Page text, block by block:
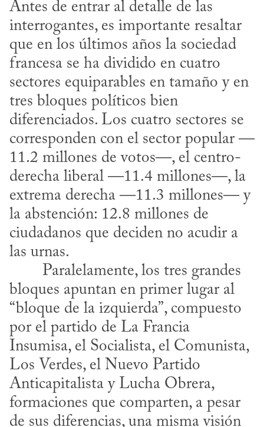
Antes de entrar al detalle de las
interrogantes, es importante resaltar
que en los últimos años la sociedad
francesa se ha dividido en cuatro
sectores equiparables en tamaño y en
tres bloques políticos bien
diferenciados. Los cuatro sectores se
corresponden con el sector popular —
11.2 millones de votos—, el centro-
derecha liberal —11.4 millones—, la
extrema derecha —11.3 millones— y
la abstención: 12.8 millones de
ciudadanos que deciden no acudir a
las urnas.
bloques apuntan en primer lugar al
“bloque de la izquierda”, compuesto
por el partido de La Francia
Insumisa, el Socialista, el Comunista,
Los Verdes, el Nuevo Partido
Anticapitalista y Lucha Obrera,
formaciones que comparten, a pesar
de sus diferencias, una misma visión